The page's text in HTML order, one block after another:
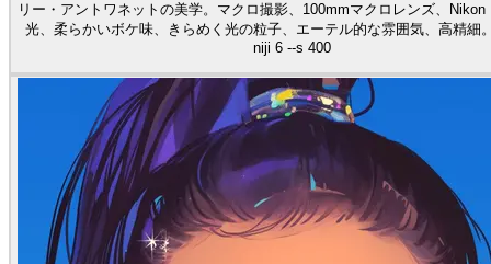
リー・アントワネットの美学。マクロ撮影、100mmマクロレンズ、Nikon
光、柔らかいボケ味、きらめく光の粒子、エーテル的な雰囲気、高精細
niji 6 --s 400